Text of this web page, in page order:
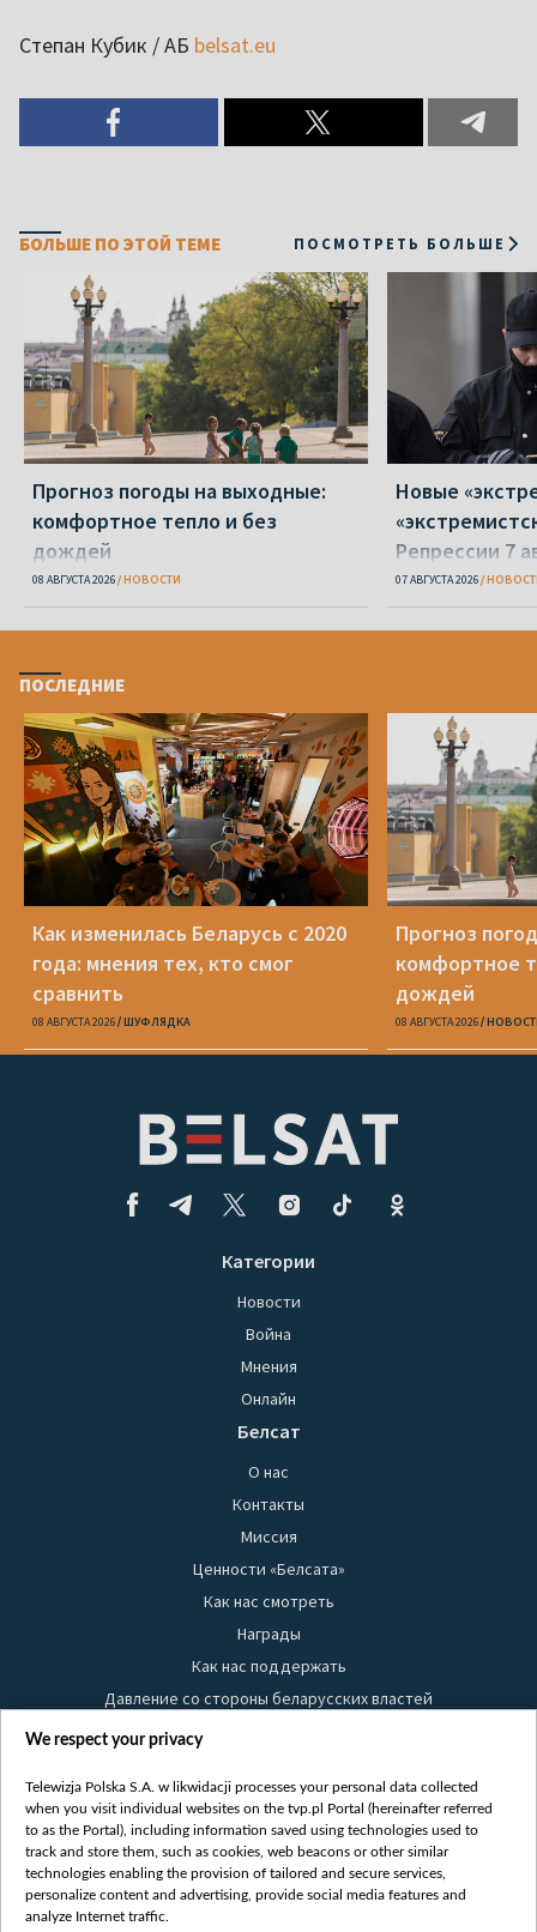
Степан Кубик / АБ belsat.eu
БОЛЬШЕ ПО ЭТОЙ ТЕМЕ ПОСМОТРЕТЬ БОЛЬШЕ
Прогноз погоды на выходные:
комфортное тепло и без
дождей
08 АВГУСТА 2026 НОВОСТИ
Новые
Репрессии 7
07 АВГУСТА 2026
ПОСЛЕДНИЕ
Как изменилась Беларусь с 2020
года: мнения тех, кто смог
сравнить
08 АВГУСТА 2026 ШУФЛЯДКА
Прогноз
комфортное
дождей
08 АВГУСТА 2026
Категории
Новости
Война
Мнения
Онлайн
Белсат
О нас
Контакты
Миссия
Ценности «Белсата»
Как нас смотреть
Награды
Как нас поддержать
Давление со стороны беларусских властей
Правила использования материалов
Безопасность
Youtube
Белсат news
Белсат Life
We respect your privacy
Telewizja Polska S.A. w likwidacji processes your personal data collected
when you visit individual websites on the tvp.pl Portal (hereinafter referred
to as the Portal), including information saved using technologies used to
track and store them, such as cookies, web beacons or other similar
technologies enabling the provision of tailored and secure services,
personalize content and advertising, provide social media features and
analyze Internet traffic.